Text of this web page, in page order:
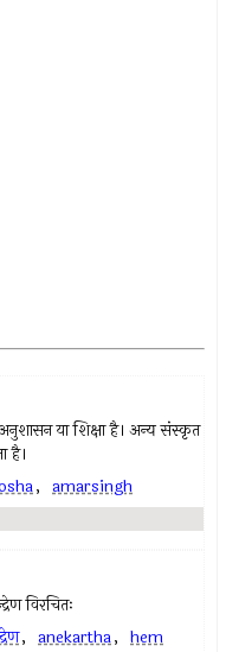
या शिक्षा है। अन्य संस्कृत
है।
, amarsingh
विरचितः
, anekartha, hem